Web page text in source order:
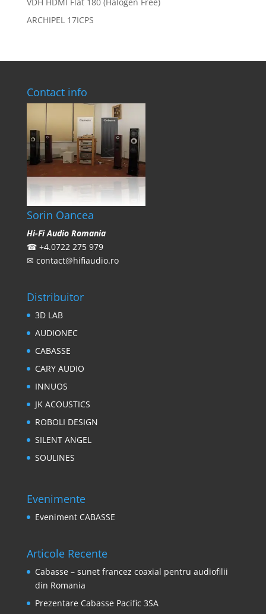
ARCHIPEL 17ICPS
Contact info
Sorin Oancea
Hi-Fi Audio Romania
☎ +4.0722 275 979
✉ contact@hifiaudio.ro
Distribuitor
3D LAB
AUDIONEC
CABASSE
CARY AUDIO
INNUOS
JK ACOUSTICS
ROBOLI DESIGN
SILENT ANGEL
SOULINES
Evenimente
Eveniment CABASSE
Articole Recente
Cabasse – sunet francez coaxial pentru audiofilii
din Romania
Prezentare Cabasse Pacific 3SA